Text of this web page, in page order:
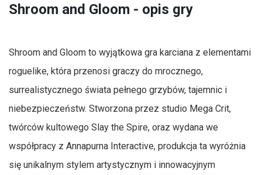
Shroom and Gloom - opis gry
Shroom and Gloom to wyjątkowa gra karciana z elementami
roguelike, która przenosi graczy do mrocznego,
surrealistycznego świata pełnego grzybów, tajemnic i
niebezpieczeństw. Stworzona przez studio Mega Crit,
twórców kultowego Slay the Spire, oraz wydana we
współpracy z Annapurna Interactive, produkcja ta wyróżnia
się unikalnym stylem artystycznym i innowacyjnym